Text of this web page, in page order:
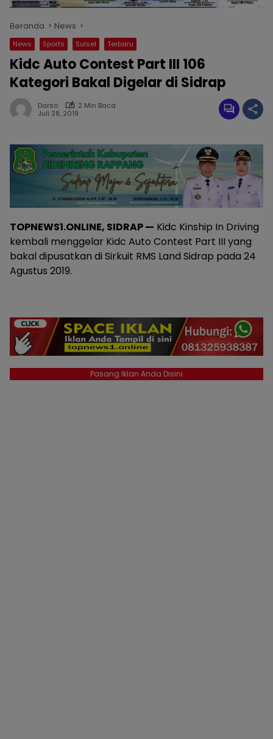
Beranda News
News Sports Sulsel Terbaru
Kidc Auto Contest Part III 106
Kategori Bakal Digelar di Sidrap
Darso
2 Min Baca
Juli 28, 2019
TOPNEWS1.ONLINE, SIDRAP — Kidc Kinship In Driving
kembali menggelar Kidc Auto Contest Part III yang
bakal dipusatkan di Sirkuit RMS Land Sidrap pada 24
Agustus 2019.
Pasang Iklan Anda Disini